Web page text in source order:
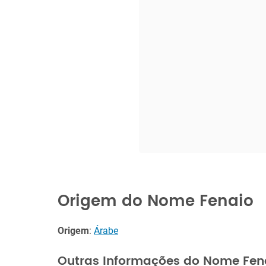
Origem do Nome Fenaio
Origem: Árabe
Outras Informações do Nome